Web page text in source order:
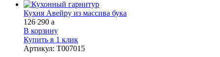
Кухня Авейру из массива бука
126 290 a
В корзину
Купить в 1 клик
Артикул: Т007015